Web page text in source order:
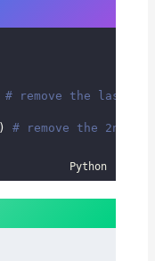
# remove the last
) # remove the 2nd
Python